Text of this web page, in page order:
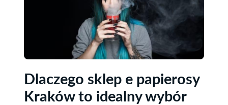
Dlaczego sklep e papierosy
Kraków to idealny wybór